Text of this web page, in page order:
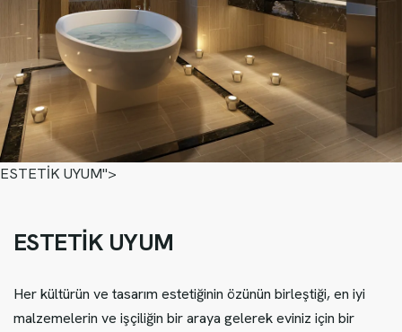
ESTETİK UYUM">
ESTETİK UYUM
Her kültürün ve tasarım estetiğinin özünün birleştiği, en iyi
malzemelerin ve işçiliğin bir araya gelerek eviniz için bir